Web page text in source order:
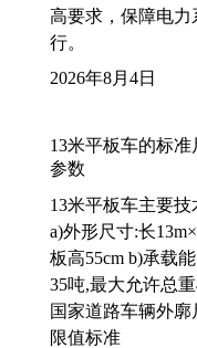
高要求，保障电力
行。
2026年8月4日
13米平板车的标
参数
13米平板车主要技
a)外形尺寸:长
板高55cm b)承载
35吨,最大允许总
国家道路车辆外
限值标准